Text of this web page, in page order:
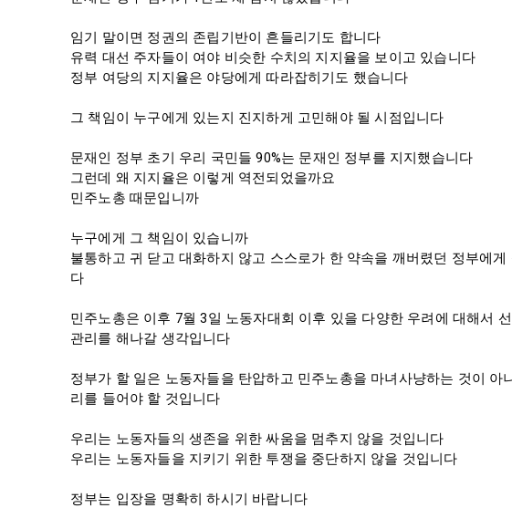
임기 말이면 정권의 존립기반이 흔들리기도 합니다
유력 대선 주자들이 여야 비슷한 수치의 지지율을 보이고 있습니다
정부 여당의 지지율은 야당에게 따라잡히기도 했습니다
그 책임이 누구에게 있는지 진지하게 고민해야 될 시점입니다
문재인 정부 초기 우리 국민들 90%는 문재인 정부를 지지했습니다
그런데 왜 지지율은 이렇게 역전되었을까요
민주노총 때문입니까
누구에게 그 책임이 있습니까
불통하고 귀 닫고 대화하지 않고 스스로가 한 약속을 깨버렸던 정부에
다
민주노총은 이후 7월 3일 노동자대회 이후 있을 다양한 우려에 대해서
관리를 해나갈 생각입니다
정부가 할 일은 노동자들을 탄압하고 민주노총을 마녀사냥하는 것이 아
리를 들어야 할 것입니다
우리는 노동자들의 생존을 위한 싸움을 멈추지 않을 것입니다
우리는 노동자들을 지키기 위한 투쟁을 중단하지 않을 것입니다
정부는 입장을 명확히 하시기 바랍니다